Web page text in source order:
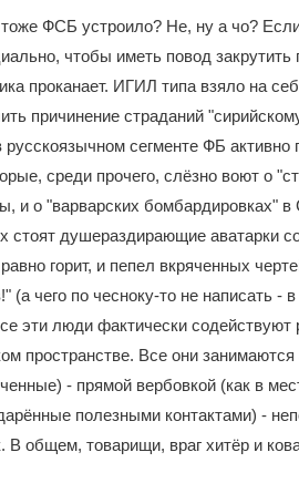
ФСБ устроило? Не, ну а чо?
чтобы иметь повод закрутить
проканает. ИГИЛ типа взяло на
причинение страданий
сегменте ФБ активно
среди прочего, слёзно воют о
и о "варварских бомбардировках" в
стоят душераздирающие аватарки
горит, и пепел вкряченных
чего по чесноку-то не написать -
эти люди фактически содействуют
пространстве. Все они занимаются
- прямой вербовкой (как в
полезными контактами) -
общем, товарищи, враг хитёр и